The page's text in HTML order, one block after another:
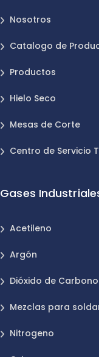
Nosotros
Catalogo de
Productos
Hielo Seco
Mesas de Corte
Centro de Servicio
Gases
Acetileno
Argón
Dióxido de Carbono
Mezclas para
Nitrogeno